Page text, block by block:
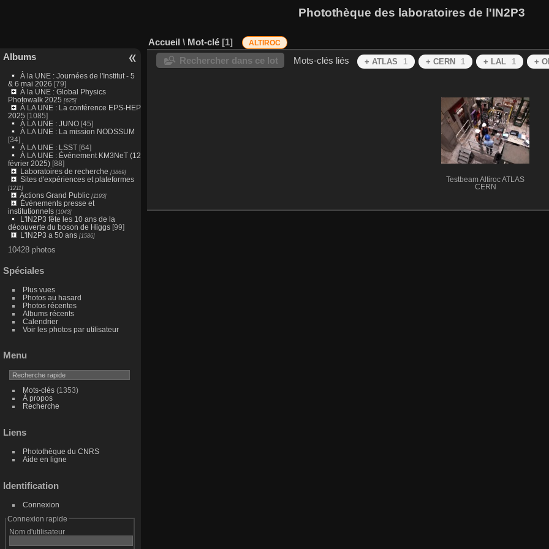
Photothèque des laboratoires de l'IN2P3
Albums
À la UNE : Journées de l'Institut - 5
& 6 mai 2026 [79]
À la UNE : Global Physics
Photowalk 2025 [625]
À LA UNE : La conférence EPS-HEP
2025 [1085]
À LA UNE : JUNO [45]
À LA UNE : La mission NODSSUM
[34]
À LA UNE : LSST[64]
À LA UNE : Événement KM3NeT (12
février 2025)[88]
Laboratoires de recherche [3869]
Sites d'expériences et plateformes
[1211]
Actions Grand Public[1193]
Événements presse et
institutionnels[1043]
L'IN2P3 fête les 10 ans de la
découverte du boson de Higgs[99]
L'IN2P3 a 50 ans[1586]
10428 photos
Spéciales
Plus vues
Photos au hasard
Photos récentes
Albums récents
Calendrier
Voir les photos par utilisateur
Menu
Mots-clés(1353)
À propos
Recherche
Liens
Photothèque du CNRS
Aide en ligne
Identification
Connexion
Connexion rapide
Nom d'utilisateur
Accueil \ Mot-clé 1 ALTIROC
Rechercher dans ce lot Mots-clés liés + ATLAS 1 + CERN 1 + LAL 1 +
Testbeam Altiroc ATLAS
CERN